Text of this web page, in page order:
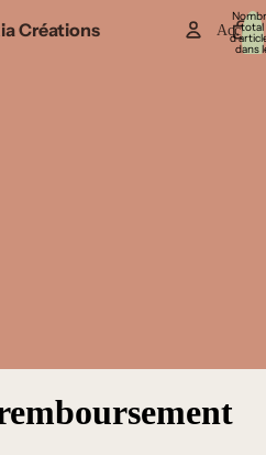
Créations Accueil
total
dans